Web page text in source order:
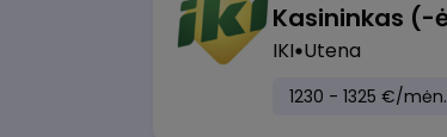
IKI Utena
1230 - 1325 €/mėn.